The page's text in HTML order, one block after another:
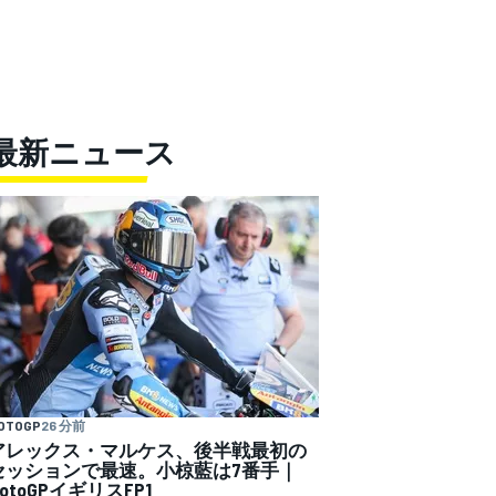
新ニュース
26 分前
レックス・マルケス、後半戦最初の
ッションで最速。小椋藍は7番手｜
イギリスFP1